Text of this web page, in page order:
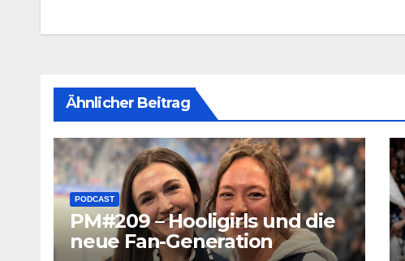
Ähnlicher Beitrag
PODCAST
PM#209 – Hooligirls und die
neue Fan-Generation